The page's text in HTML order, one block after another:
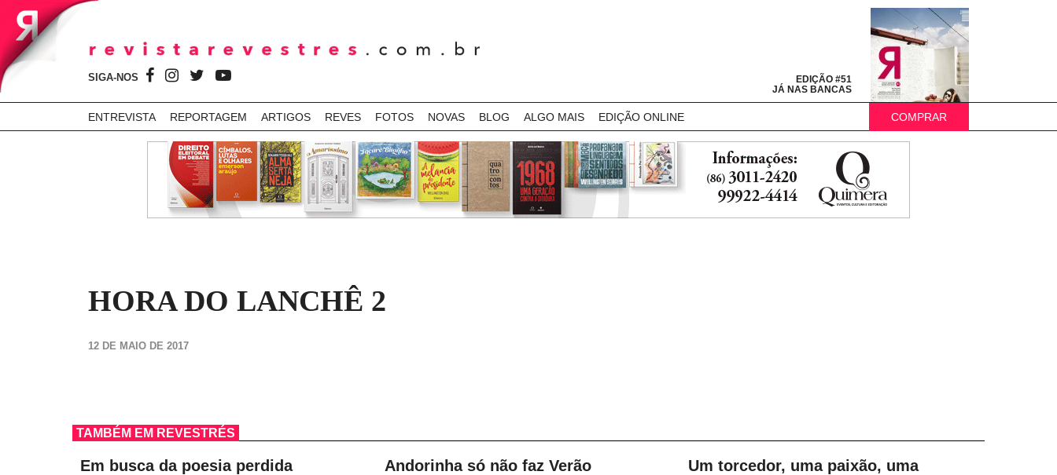
SIGA-NOS
EDIÇÃO #51
JÁ NAS BANCAS
ENTREVISTA REPORTAGEM ARTIGOS REVES FOTOS NOVAS BLOG ALGO MAIS EDIÇÃO ONLINE COMPRAR
HORA DO LANCHÊ 2
12 DE MAIO DE 2017
TAMBÉM EM REVESTRÉS
Em busca da poesia perdida Andorinha só não faz Verão
Um torcedor, uma paixão, uma